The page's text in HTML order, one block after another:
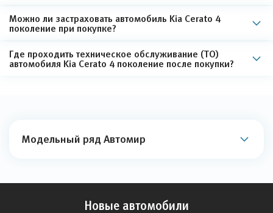
Можно ли застраховать автомобиль Kia Cerato 4
поколение при покупке?
Где проходить техническое обслуживание (ТО)
автомобиля Kia Cerato 4 поколение после покупки?
Модельный ряд Автомир
Новые автомобили